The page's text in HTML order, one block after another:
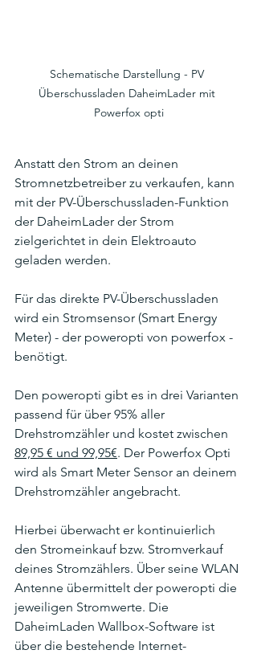
Schematische Darstellung - PV
Überschussladen DaheimLader mit
Powerfox opti
Anstatt den Strom an deinen
Stromnetzbetreiber zu verkaufen, kann
mit der PV-Überschussladen-Funktion
der DaheimLader der Strom
zielgerichtet in dein Elektroauto
geladen werden.
Für das direkte PV-Überschussladen
wird ein Stromsensor (Smart Energy
Meter) - der poweropti von powerfox -
benötigt.
Den poweropti gibt es in drei Varianten
passend für über 95% aller
Drehstromzähler und kostet zwischen
89,95 € und 99,95€. Der Powerfox Opti
wird als Smart Meter Sensor an deinem
Drehstromzähler angebracht.
Hierbei überwacht er kontinuierlich
den Stromeinkauf bzw. Stromverkauf
deines Stromzählers. Über seine WLAN
Antenne übermittelt der poweropti die
jeweiligen Stromwerte. Die
DaheimLaden Wallbox-Software ist
über die bestehende Internet-